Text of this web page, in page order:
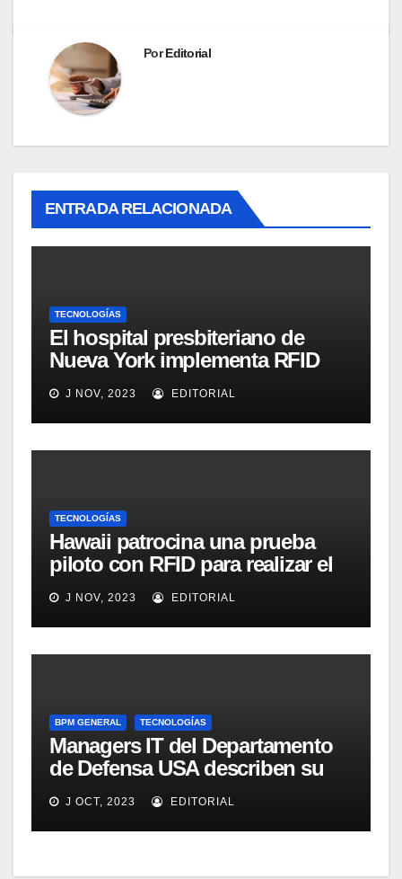
PorEditorial
ENTRADA RELACIONADA
TECNOLOGÍAS
El hospital presbiteriano de
Nueva York implementa RFID
para mejorar el proceso de
inventario de equipamiento
médico
J NOV, 2023 EDITORIAL
TECNOLOGÍAS
Hawaii patrocina una prueba
piloto con RFID para realizar el
seguimiento y control de
alimentos
J NOV, 2023 EDITORIAL
BPM GENERAL TECNOLOGÍAS
Managers IT del Departamento
de Defensa USA describen su
implementación SOA
J OCT, 2023 EDITORIAL